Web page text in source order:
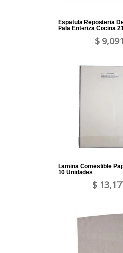
Espatula Reposteria
Pala Enteriza Cocina
$ 9,091
Lamina Comestible
10 Unidades
$